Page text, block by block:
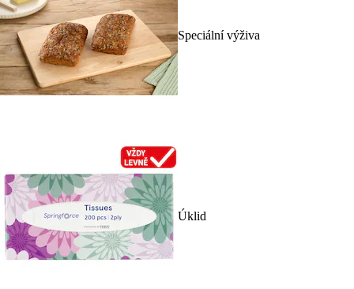
Speciální výživa
Úklid